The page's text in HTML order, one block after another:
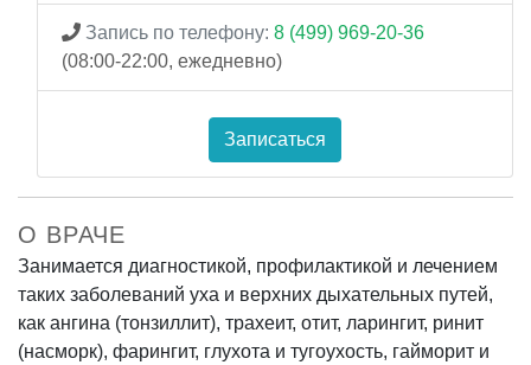
Запись по телефону: 8 (499) 969-20-36
(08:00-22:00, ежедневно)
Записаться
О ВРАЧЕ
Занимается диагностикой, профилактикой и лечением
таких заболеваний уха и верхних дыхательных путей,
как ангина (тонзиллит), трахеит, отит, ларингит, ринит
(насморк), фарингит, глухота и тугоухость, гайморит и